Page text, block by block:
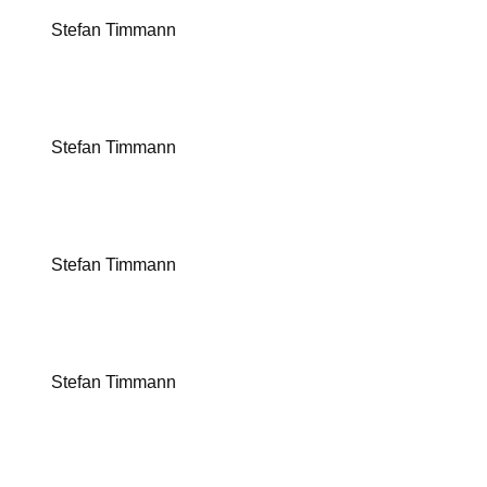
Stefan Timmann
Stefan Timmann
Stefan Timmann
Stefan Timmann